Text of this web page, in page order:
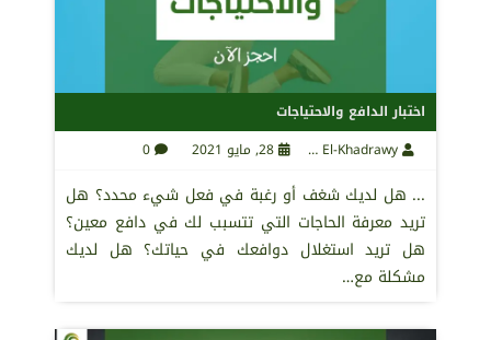
اختبار الدافع والاحتياجات
28, مايو 2021 0
... هل لديك شغف أو رغبة في فعل شيء محدد؟ هل
تريد معرفة الحاجات التي تتسبب لك في دافع معين؟
هل تريد استغلال دوافعك في حياتك؟ هل لديك
مشكلة مع…